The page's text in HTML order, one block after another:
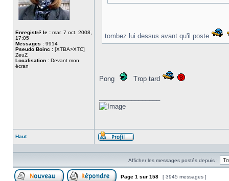
Enregistré le : mar. 7 oct. 2008,
17:05
Messages : 9914
Pseudo Boinc : [XTBA>XTC]
ZeuZ
Localisation : Devant mon
écran
tombez lui dessus avant qu'il poste
Pong Trop tard
Haut
Profil
Afficher les messages postés depuis :
Page 1 sur 158 [ 3945 messages ]